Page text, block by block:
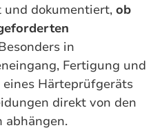
dokumentiert, ob
in
Fertigung und
Härteprüfgeräts
direkt von den
abhängen.